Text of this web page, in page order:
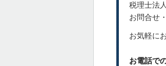
税理士法
お問合せ
お気軽に
お電話で